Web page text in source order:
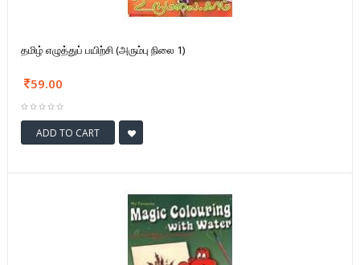
தமிழ் எழுத்துப் பயிற்சி (அரும்பு நிலை 1)
59.00
ADD TO CART